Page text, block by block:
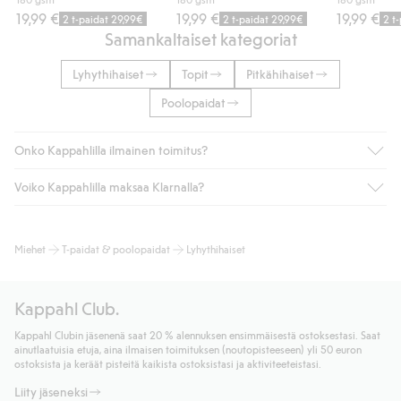
19,99 € 2 t-paidat 29,99€ 19,99 € 2 t-paidat 29,99€ 19,99 € 2 t-
Samankaltaiset kategoriat
Lyhythihaiset Topit
Pitkähihaiset
Poolopaidat
Onko Kappahlilla ilmainen toimitus?
Jos olet Kappahl Clubin jäsen, saat aina ilmaisen toimituksen
kotiinkuljetusta). Toimituskulut poistuvat automaattisesti, kun
noutopisteeseen tai pakettiautomaattiin ja PostNordin
kotiinkuljetuksella 6,99 €, riippumatta ostosummasta.
Lue lisää
Voiko Kappahlilla maksaa Klarnalla?
maksutavat, kuten laskun, sekä muita maksuvaihtoehtoja.
Lisätietoja Klarnan maksuehdoista
Lue lisää
Miehet T-paidat & poolopaidat Lyhythihaiset
Kappahl Club.
Kappahl Clubin jäsenenä saat 20 % alennuksen ensimmäisestä ostoksestasi. Saat
ainutlaatuisia etuja, aina ilmaisen toimituksen (noutopisteeseen) yli 50 euron
ostoksista ja keräät pisteitä kaikista ostoksistasi ja aktiviteeteistasi.
Liity jäseneksi